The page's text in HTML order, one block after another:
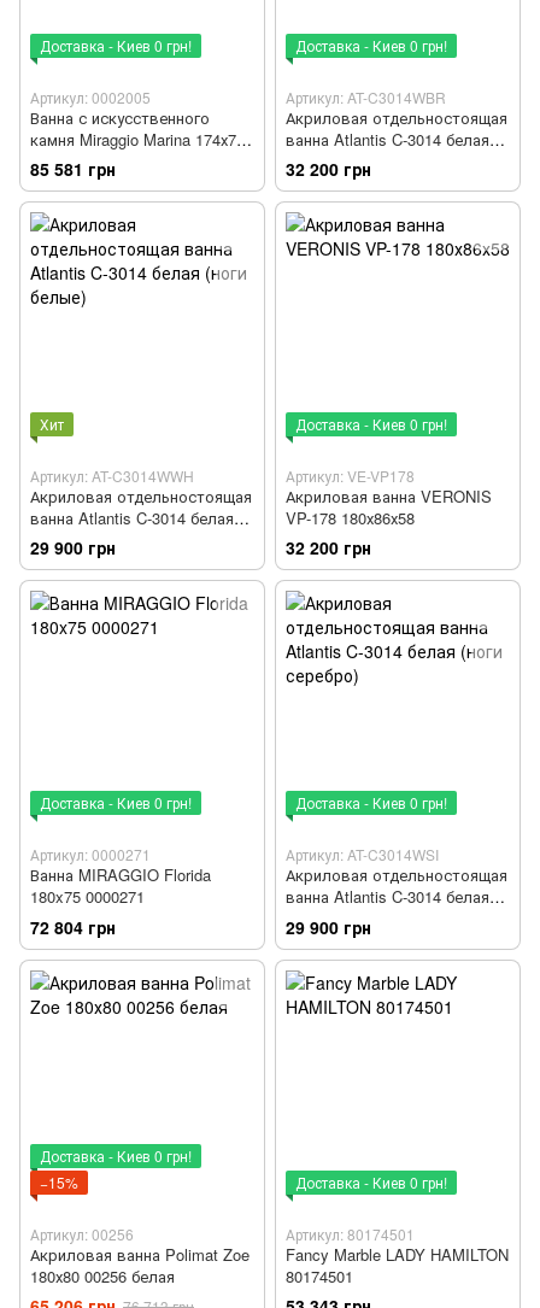
Доставка - Киев 0 грн!
Артикул: 0002005
Ванна с искусственного
камня Miraggio Marina 174х72
белая глянцевая 0002005
85 581 грн
Доставка - Киев 0 грн!
Артикул: AT-C3014WBR
Акриловая отдельностоящая
ванна Atlantis C-3014 белая
(ноги бронза)
32 200 грн
Хит
Артикул: AT-C3014WWH
Акриловая отдельностоящая
ванна Atlantis C-3014 белая
(ноги белые)
29 900 грн
Доставка - Киев 0 грн!
Артикул: VE-VP178
Акриловая ванна VERONIS
VP-178 180х86х58
32 200 грн
Доставка - Киев 0 грн!
Артикул: 0000271
Ванна MIRAGGIO Florida
180x75 0000271
72 804 грн
Доставка - Киев 0 грн!
Артикул: AT-C3014WSI
Акриловая отдельностоящая
ванна Atlantis C-3014 белая
(ноги серебро)
29 900 грн
Доставка - Киев 0 грн!
−15%
Артикул: 00256
Акриловая ванна Polimat Zoe
180х80 00256 белая
Доставка - Киев 0 грн!
Артикул: 80174501
Fancy Marble LADY HAMILTON
80174501